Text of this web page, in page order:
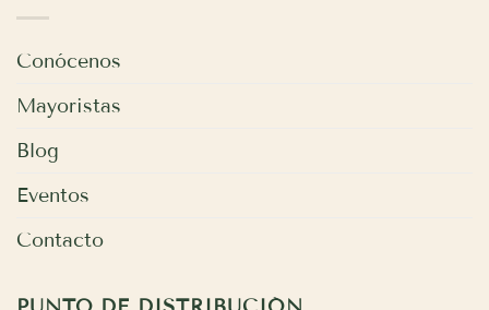
Conócenos
Mayoristas
Blog
Eventos
Contacto